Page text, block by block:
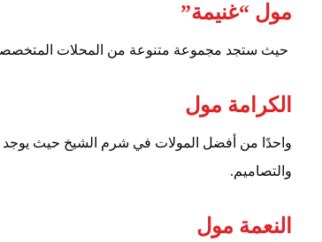
مول “غنيمة”
حيث ستجد مجموعة متنوعة من المحلات
الكرامة مول
واحدًا من أفضل المولات في شرم الشيخ حيث
والتصاميم.
النعمة مول